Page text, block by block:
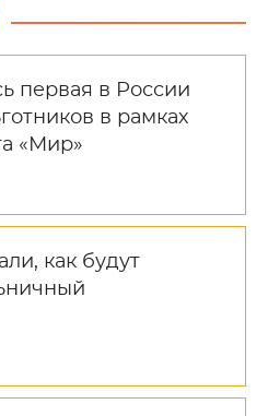
первая в России
в рамках
«Мир»
как будут